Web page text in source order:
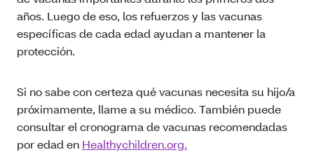
años. Luego de eso, los refuerzos y las vacunas
específicas de cada edad ayudan a mantener la
protección.
Si no sabe con certeza qué vacunas necesita su hijo/a
próximamente, llame a su médico. También puede
consultar el cronograma de vacunas recomendadas
por edad en Healthychildren.org.